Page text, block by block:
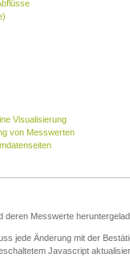
Visualisierung
von Messwerten
deren Messwerte
jede Änderung mit der
Javascript